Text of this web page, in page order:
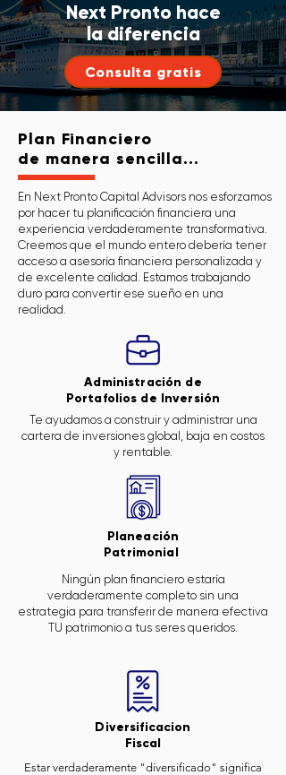
Next Pronto hace
la diferencia
Consulta gratis
Plan Financiero
de manera sencilla...
En Next Pronto Capital Advisors nos esforzamos
por hacer tu planificación financiera una
experiencia verdaderamente transformativa.
Creemos que el mundo entero debería tener
acceso a asesoría financiera personalizada y
de excelente calidad. Estamos trabajando
duro para convertir ese sueño en una
realidad.
Administración de
Portafolios de Inversión
Te ayudamos a construir y administrar una
cartera de inversiones global, baja en costos
y rentable.
Planeación
Patrimonial
Ningún plan financiero estaría
verdaderamente completo sin una
estrategia para transferir de manera efectiva
TU patrimonio a tus seres queridos.
Diversificacion
Fiscal
Estar verdaderamente "diversificado" significa